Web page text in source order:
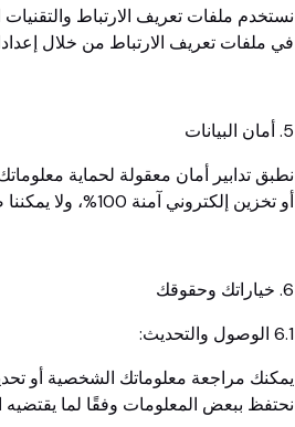
نستخدم ملفات تعريف الارتباط
في ملفات تعريف الارتباط من خلال
5. أمان البيانات
نطبق تدابير أمان معقولة لحماية
أو تخزين إلكتروني آمنة 100%، ولا يمكننا ضمان الأمان المطلق.
6. خياراتك وحقوقك
6.1 الوصول والتحديث:
نحتفظ ببعض المعلومات وفقًا لما